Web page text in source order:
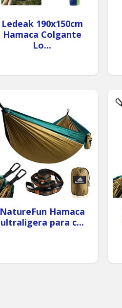
Ledeak 190x150cm
Hamaca Colgante
Lo...
NatureFun Hamaca
ultraligera para c...